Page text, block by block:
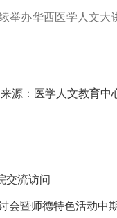
举办华西医学人文
来源：医学人文教育中
交流访问
会暨师德特色活动中